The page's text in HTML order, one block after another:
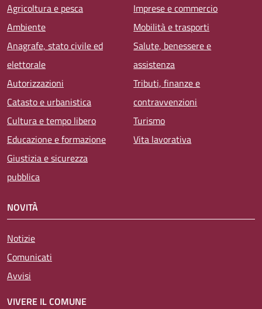
Agricoltura e pesca
Ambiente
Anagrafe, stato civile ed
elettorale
Autorizzazioni
Catasto e urbanistica
Cultura e tempo libero
Educazione e formazione
Giustizia e sicurezza
pubblica
Imprese e commercio
Mobilità e trasporti
Salute, benessere e
assistenza
Tributi, finanze e
contravvenzioni
Turismo
Vita lavorativa
NOVITÀ
Notizie
Comunicati
Avvisi
VIVERE IL COMUNE